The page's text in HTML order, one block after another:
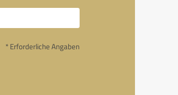
* Erforderliche Angaben